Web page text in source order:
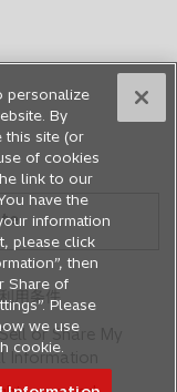
く
用条件
or Share My
Information
personalize
By
this site (or
of cookies
link to our
have the
information
please click
then
Share of
Please
we use
cookie.